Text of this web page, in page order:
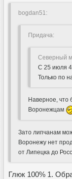
bogdan51:
Придача:
Северный
С 25 июля
Только по
Наверное, что
Воронежцам
Зато липчанам
Воронежу нет
от Липецка до
Глюк 100% 1.